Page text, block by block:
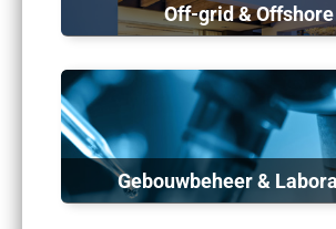
Off-grid & Offshore
Gebouwbeheer &